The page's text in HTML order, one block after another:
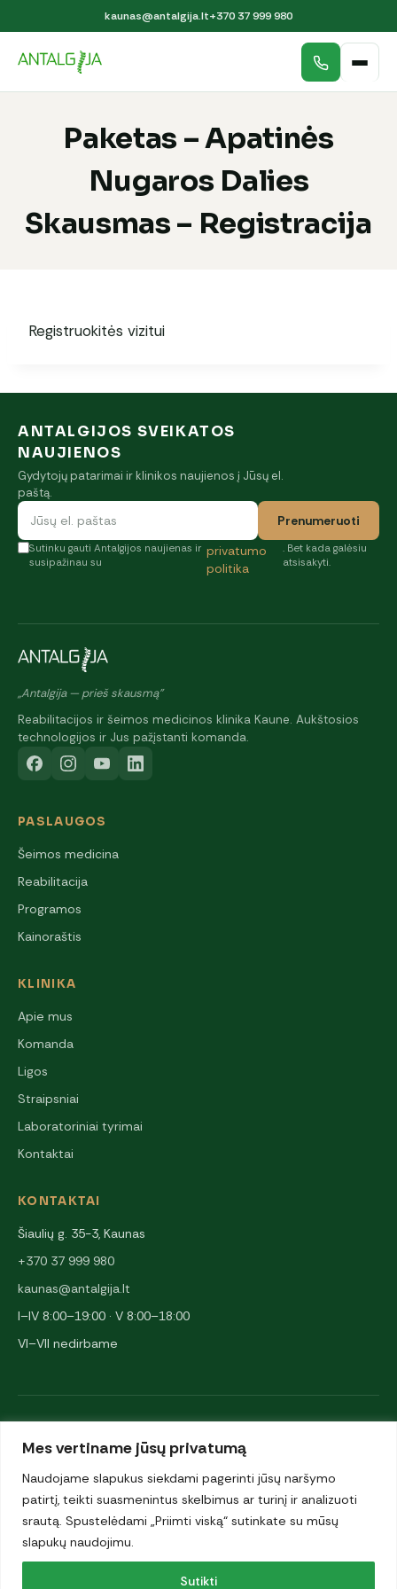
Mes vertiname jūsų privatumą
Naudojame slapukus siekdami pagerinti jūsų naršymo
patirtį, teikti suasmenintus skelbimus ar turinį ir analizuoti
srautą. Spustelėdami „Priimti viską“ sutinkate su mūsų
slapukų naudojimu.
Sutikti
kaunas@antalgija.lt+370 37 999 980
Paketas – Apatinės
Nugaros Dalies
Skausmas – Registracija
Registruokitės vizitui
ANTALGIJOS SVEIKATOS
NAUJIENOS
Gydytojų patarimai ir klinikos naujienos į Jūsų el.
paštą.
Prenumeruoti
Sutinku gauti Antalgijos naujienas ir
susipažinau su
privatumo
politika
. Bet kada galėsiu
atsisakyti.
„Antalgija — prieš skausmą"
Reabilitacijos ir šeimos medicinos klinika Kaune. Aukštosios
technologijos ir Jus pažįstanti komanda.
PASLAUGOS
Šeimos medicina
Reabilitacija
Programos
Kainoraštis
KLINIKA
Apie mus
Komanda
Ligos
Straipsniai
Laboratoriniai tyrimai
Kontaktai
KONTAKTAI
Šiaulių g. 35-3, Kaunas
+370 37 999 980
kaunas@antalgija.lt
I–IV 8:00–19:00 · V 8:00–18:00
VI–VII nedirbame